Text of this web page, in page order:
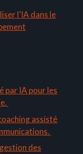
l’IA dans le
par IA pour les
assisté
des